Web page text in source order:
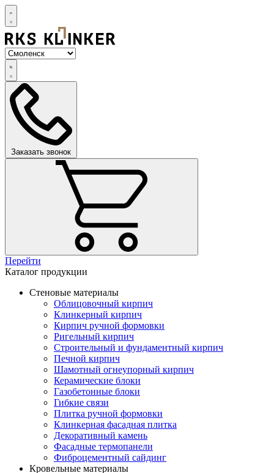
Заказать звонок
Перейти
Каталог продукции
Стеновые материалы
Облицовочный кирпич
Клинкерный кирпич
Кирпич ручной формовки
Ригельный кирпич
Строительный и фундаментный кирпич
Печной кирпич
Шамотный огнеупорный кирпич
Керамические блоки
Газобетонные блоки
Гибкие связи
Плитка ручной формовки
Клинкерная фасадная плитка
Декоративный камень
Фасадные термопанели
Фиброцементный сайдинг
Кровельные материалы